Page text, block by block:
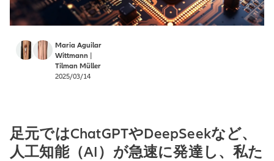
Maria Aguilar
Wittmann
Tilman Müller
2025/03/14
足元ではChatGPTやDeepSeekなど、
人工知能（AI）が急速に発達し、私た